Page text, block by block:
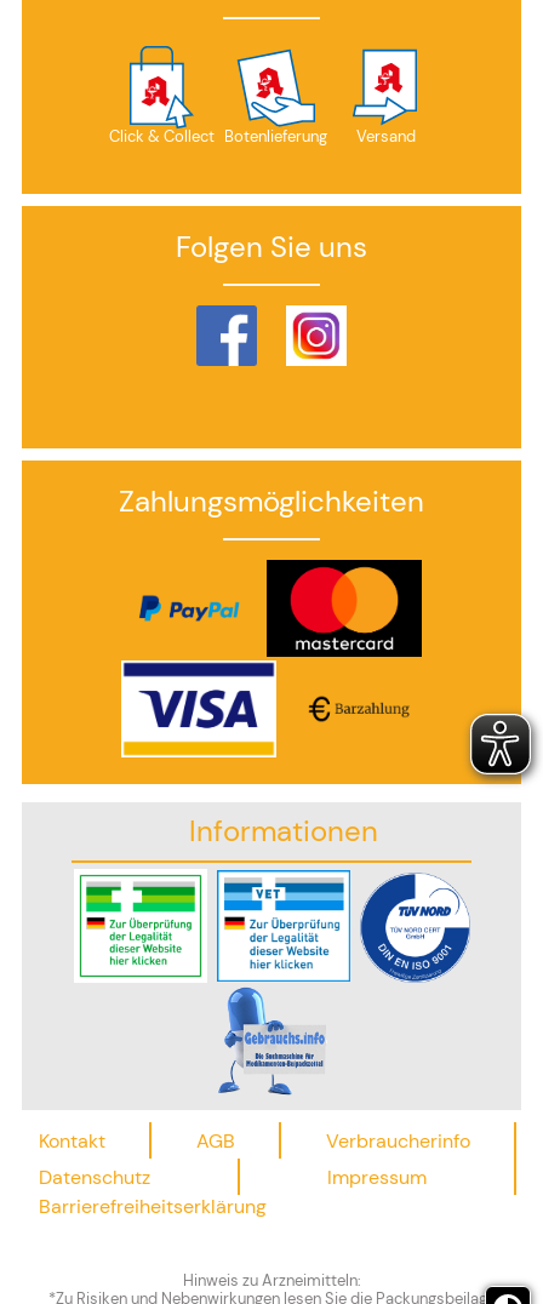
Click & Collect Botenlieferung Versand
Folgen Sie uns
Zahlungsmöglichkeiten
Informationen
Kontakt AGB
Verbraucherinfo
Datenschutz
Impressum
Barrierefreiheitserklärung
Hinweis zu Arzneimitteln:
*Zu Risiken und Nebenwirkungen lesen Sie die Packungsbeilage